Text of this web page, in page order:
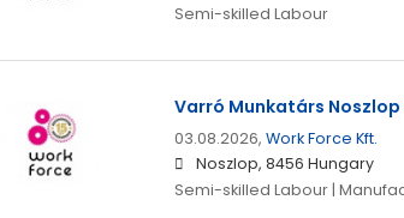
Semi-skilled Labour
Varró Munkatárs
03.08.2026, Work Force Kft.
Noszlop, 8456 Hungary
Semi-skilled Labour |